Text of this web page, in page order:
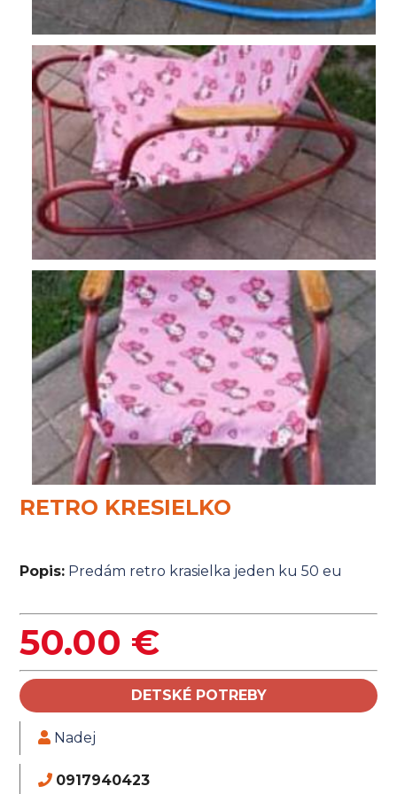
RETRO KRESIELKO
Popis: Predám retro krasielka jeden ku 50 eu
50.00 €
DETSKÉ POTREBY
Nadej
0917940423